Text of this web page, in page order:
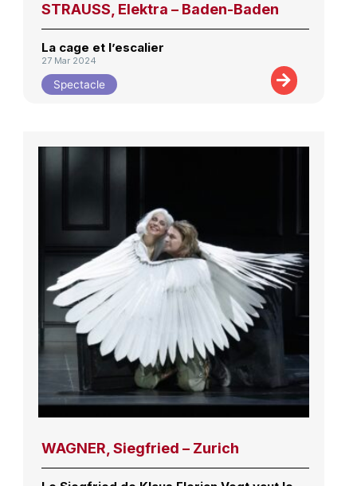
STRAUSS, Elektra – Baden-Baden
La cage et l’escalier
27 Mar 2024
Spectacle
WAGNER, Siegfried – Zurich